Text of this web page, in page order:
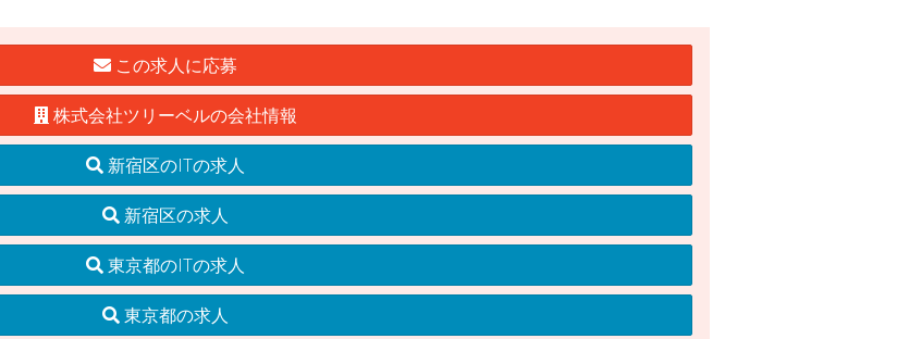
この求人に応募
株式会社ツリーベルの会社情報
新宿区のITの求人
新宿区の求人
東京都のITの求人
東京都の求人